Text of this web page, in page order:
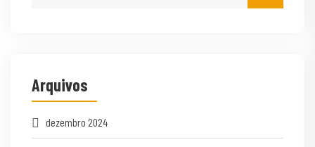
Arquivos
dezembro 2024